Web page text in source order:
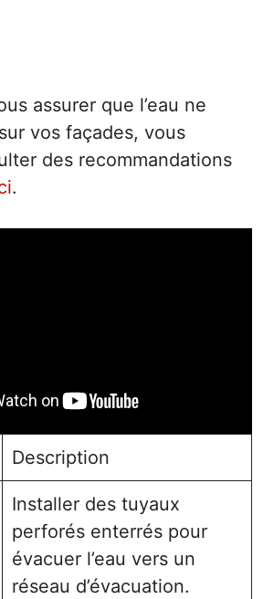
assurer que l’eau ne
vos façades, vous
des recommandations
.
Description
Installer des tuyaux
perforés enterrés pour
évacuer l’eau vers un
réseau d’évacuation.